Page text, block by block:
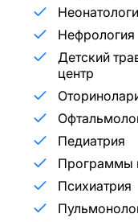
Нефрология
Детский
центр
Педиатрия
Программы
Психиатрия